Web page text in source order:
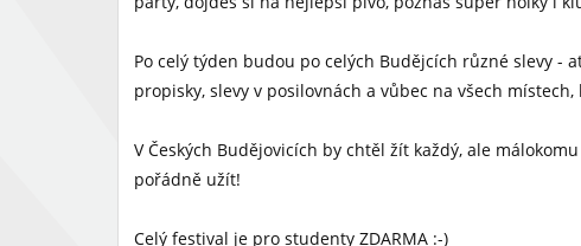
Po celý týden budou po celých Budějcích různé slevy -
propisky, slevy v posilovnách a vůbec na všech
V Českých Budějovicích by chtěl žít každý, ale
pořádně užít!
Celý festival je pro studenty ZDARMA :-)